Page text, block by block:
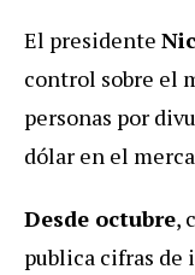
El presidente
control sobre el
personas por
dólar en el
Desde octubre,
publica cifras de